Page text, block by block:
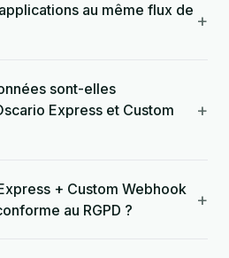
au même flux de +
sont-elles
Express et Custom
+
+ Custom Webhook
au RGPD ?
+